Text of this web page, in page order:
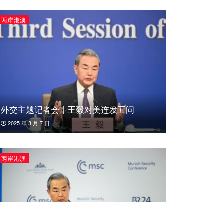
两岸港澳
外交主题记者会丨王毅对美连发五问
2025 年 3 月 7 日
两岸港澳